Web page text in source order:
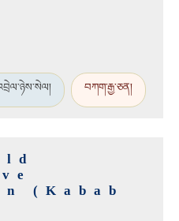
བཀག་རྒྱ་ཅན།
(Kabab